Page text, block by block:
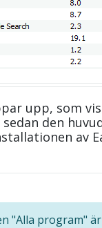
upp, som
den
av
"Alla program"